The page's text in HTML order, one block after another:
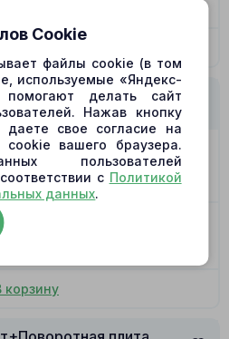
плита
Позиция 42
Цена 14205.00₽
корзину
Cookie
файлы cookie (в том
используемые «Яндекс-
делать сайт
Нажав кнопку
свое согласие на
cookie вашего браузера.
пользователей
с Политикой
данных.